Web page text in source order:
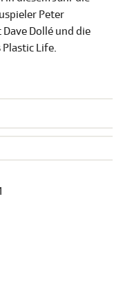
Peter
Dollé und die
Plastic Life.